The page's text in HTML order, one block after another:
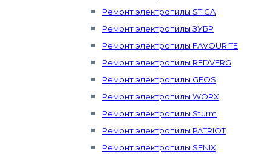
Ремонт электропилы STIGA
Ремонт электропилы ЗУБР
Ремонт электропилы FAVOURITE
Ремонт электропилы REDVERG
Ремонт электропилы GEOS
Ремонт электропилы WORX
Ремонт электропилы Sturm
Ремонт электропилы PATRIOT
Ремонт электропилы SENIX